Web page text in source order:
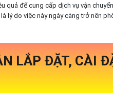
quả để cung cấp dịch vụ vận
lý do việc này ngày càng trở nên
LẮP ĐẶT, CÀI